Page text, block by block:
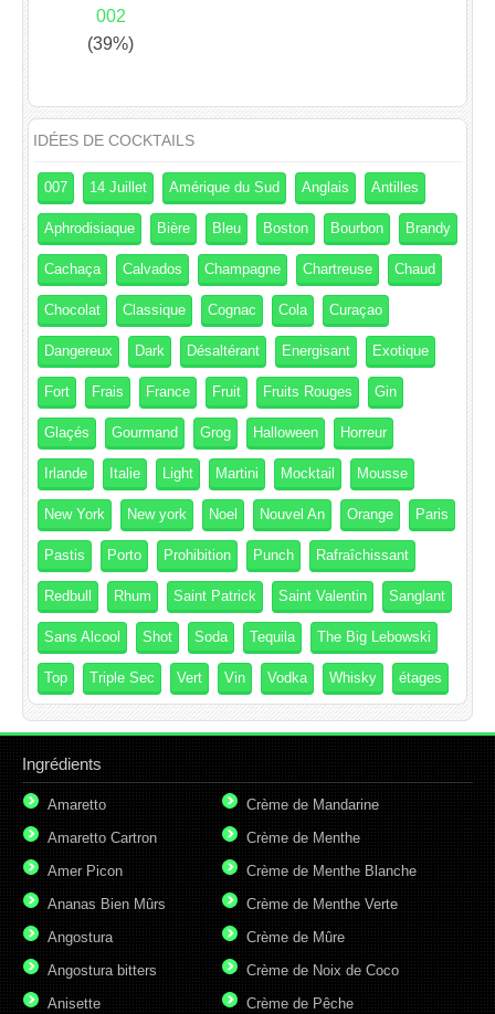
002
(39%)
IDÉES DE COCKTAILS
007 14 Juillet Amérique du Sud Anglais Antilles
Aphrodisiaque Bière Bleu Boston Bourbon Brandy
Cachaça Calvados Champagne Chartreuse Chaud
Chocolat Classique Cognac Cola Curaçao
Dangereux Dark Désaltérant Energisant Exotique
Fort Frais France Fruit Fruits Rouges Gin
Glaçés Gourmand Grog Halloween Horreur
Irlande Italie Light Martini Mocktail Mousse
New York New york Noel Nouvel An Orange Paris
Pastis Porto Prohibition Punch Rafraîchissant
Redbull Rhum Saint Patrick Saint Valentin Sanglant
Sans Alcool Shot Soda Tequila The Big Lebowski
Top Triple Sec Vert Vin Vodka Whisky étages
Ingrédients
Amaretto
Amaretto Cartron
Amer Picon
Ananas Bien Mûrs
Angostura
Angostura bitters
Anisette
Crème de Mandarine
Crème de Menthe
Crème de Menthe Blanche
Crème de Menthe Verte
Crème de Mûre
Crème de Noix de Coco
Crème de Pêche